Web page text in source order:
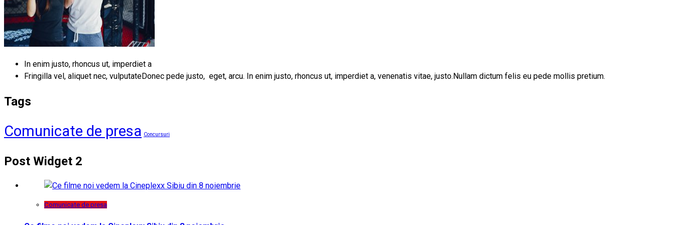
In enim justo, rhoncus ut, imperdiet a
Fringilla vel, aliquet nec, vulputateDonec pede justo, eget, arcu. In enim justo, rhoncus ut, imperdiet a, venenatis vitae, justo.Nullam dictum felis eu pede mollis pretium.
Tags
Comunicate de presa Concursuri
Post Widget 2
Comunicate de presa